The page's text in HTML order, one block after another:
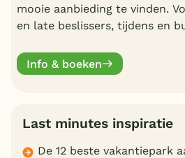
mooie aanbieding te vinden.
en late beslissers, tijdens en
aanbiedingen.
Info & boeken
Last minutes inspiratie
De 12 beste vakantiepark